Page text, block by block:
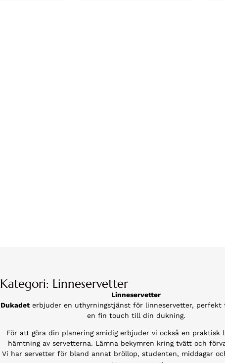
Kategori: Linneservetter
Linneservetter
Dukadeterbjuder en uthyrningstjänst för linneservetter, perfekt
en fin touch till din dukning.
För att göra din planering smidig erbjuder vi också en praktisk
hämtning av servetterna. Lämna bekymren kring tvätt och
Vi har servetter för bland annat bröllop, studenten, middagar